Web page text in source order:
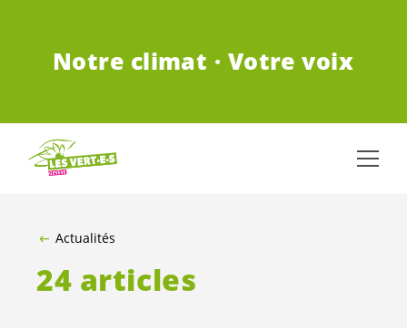
Notre climat · Votre voix
Actualités
24 articles